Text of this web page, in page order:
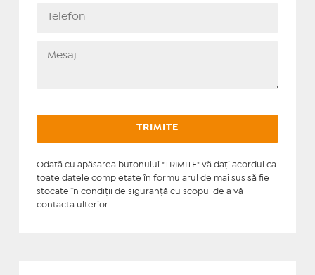
Odată cu apăsarea butonului "TRIMITE" vă daţi acordul ca
toate datele completate în formularul de mai sus să fie
stocate în condiţii de siguranţă cu scopul de a vă
contacta ulterior.